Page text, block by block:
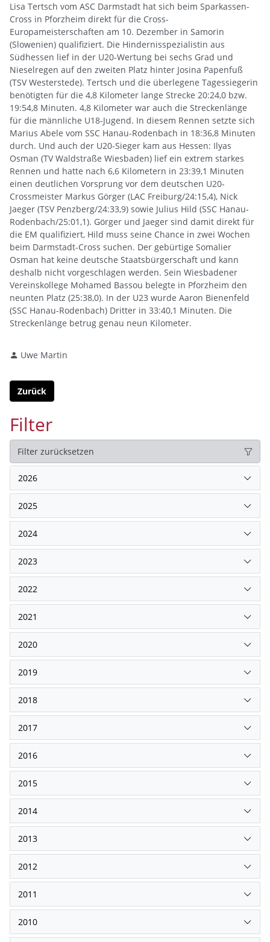
Lisa Tertsch vom ASC Darmstadt hat sich beim Sparkassen-
Cross in Pforzheim direkt für die Cross-
Europameisterschaften am 10. Dezember in Samorin
(Slowenien) qualifiziert. Die Hindernisspezialistin aus
Südhessen lief in der U20-Wertung bei sechs Grad und
Nieselregen auf den zweiten Platz hinter Josina Papenfuß
(TSV Westerstede). Tertsch und die überlegene Tagessiegerin
benötigten für die 4,8 Kilometer lange Strecke 20:24,0 bzw.
19:54,8 Minuten. 4,8 Kilometer war auch die Streckenlänge
für die männliche U18-Jugend. In diesem Rennen setzte sich
Marius Abele vom SSC Hanau-Rodenbach in 18:36,8 Minuten
durch. Und auch der U20-Sieger kam aus Hessen: Ilyas
Osman (TV Waldstraße Wiesbaden) lief ein extrem starkes
Rennen und hatte nach 6,6 Kilometern in 23:39,1 Minuten
einen deutlichen Vorsprung vor dem deutschen U20-
Crossmeister Markus Görger (LAC Freiburg/24:15,4), Nick
Jaeger (TSV Penzberg/24:33,9) sowie Julius Hild (SSC Hanau-
Rodenbach/25:01,1). Görger und Jaeger sind damit direkt für
die EM qualifiziert, Hild muss seine Chance in zwei Wochen
beim Darmstadt-Cross suchen. Der gebürtige Somalier
Osman hat keine deutsche Staatsbürgerschaft und kann
deshalb nicht vorgeschlagen werden. Sein Wiesbadener
Vereinskollege Mohamed Bassou belegte in Pforzheim den
neunten Platz (25:38,0). In der U23 wurde Aaron Bienenfeld
(SSC Hanau-Rodenbach) Dritter in 33:40,1 Minuten. Die
Streckenlänge betrug genau neun Kilometer.
Uwe Martin
Zurück
Filter
Filter zurücksetzen
2026
2025
2024
2023
2022
2021
2020
2019
2018
2017
2016
2015
2014
2013
2012
2011
2010